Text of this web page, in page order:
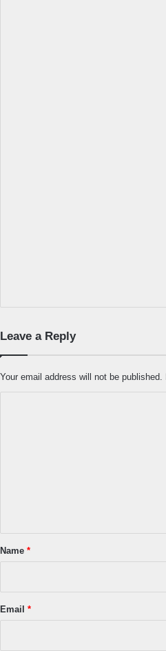
Leave a Reply
Your email address will not be published.
*Name *
Email *